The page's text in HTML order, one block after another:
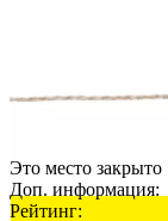
Это место закрыто
Доп. информация:
Рейтинг: